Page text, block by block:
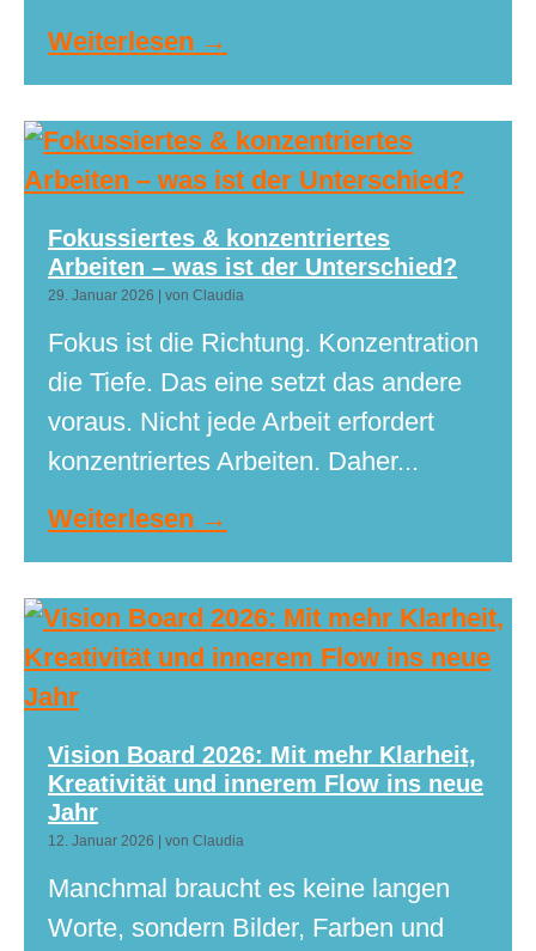
Weiterlesen →
Fokussiertes & konzentriertes
Arbeiten – was ist der Unterschied?​
29. Januar 2026 von Claudia
Fokus ist die Richtung. Konzentration
die Tiefe. Das eine setzt das andere
voraus. Nicht jede Arbeit erfordert
konzentriertes Arbeiten. Daher...
Weiterlesen →
Vision Board 2026: Mit mehr Klarheit,
Kreativität und innerem Flow ins neue
Jahr
12. Januar 2026 von Claudia
Manchmal braucht es keine langen
Worte, sondern Bilder, Farben und